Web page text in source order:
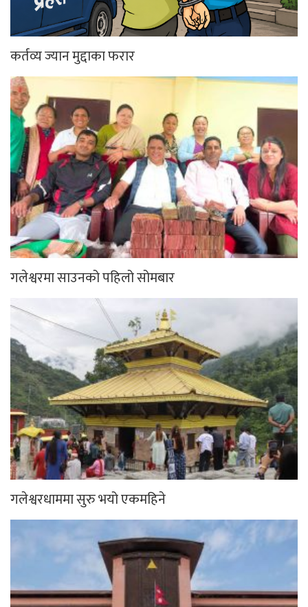
कर्तव्य ज्यान मुद्दाका फरार
गलेश्वरमा साउनको पहिलो सोमबार
गलेश्वरधाममा सुरु भयो एकमहिने